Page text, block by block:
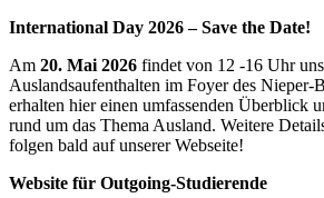
International Day 2026 – Save the Date!
Am 20. Mai 2026 findet von 12 -16 Uhr
Auslandsaufenthalten im Foyer des Nieper-
erhalten hier einen umfassenden Überblick
rund um das Thema Ausland. Weitere
folgen bald auf unserer Webseite!
Website für Outgoing-Studierende